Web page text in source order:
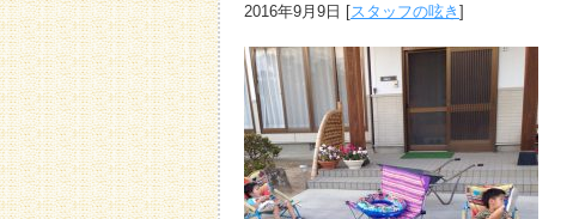
2016年9月9日 [スタッフの呟き ]